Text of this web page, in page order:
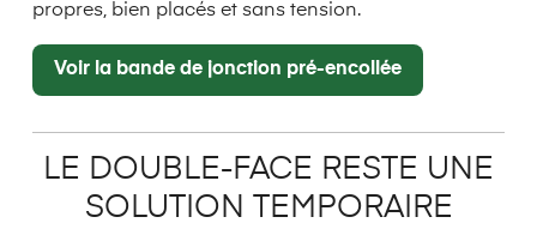
propres, bien placés et sans tension.
Voir la bande de jonction pré-encollée
LE DOUBLE-FACE RESTE UNE
SOLUTION TEMPORAIRE